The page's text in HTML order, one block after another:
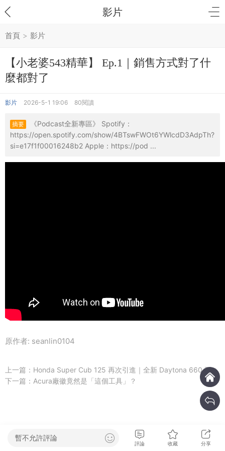
影片
首頁 > 影片
【小老婆543精華】 Ep.1｜銷售方式對了什
麼都對了
影片 2026-5-1 19:06 80閱讀
摘要
《Podcast全新專區》 Spotify：
https://open.spotify.com/show/4BTswFWOt6YWlcdD3AdpTh?
si=e17f1f00016248b2 Apple：https://pod ...
原作者: seanlin0104
上一篇： Honda Super Cub 125 再次引進｜全新 Daytona 660 五月引進！操控...
下一篇： Acura廠徽竟然是「這個工具」？
暫不允許評論
評論 收藏 分享